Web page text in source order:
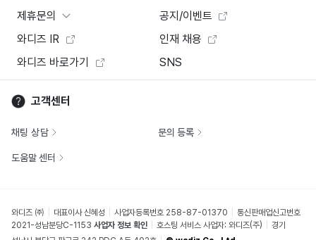
제휴문의
공지/이벤트
와디즈 IR
인재 채용
와디즈 바로가기
SNS
고객센터
채팅 상담 문의 등록
도움말 센터
와디즈 ㈜ 대표이사 신혜성 사업자등록번호 258-87-01370
통신판매업신고번호
2021-성남분당C-1153 사업자 정보 확인 호스팅 서비스 사업자: 와디즈(주)
경기